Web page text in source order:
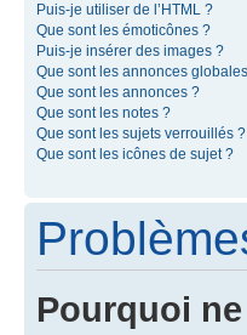
Puis-je utiliser de l’HTML ?
Que sont les émoticônes ?
Puis-je insérer des images ?
Que sont les annonces
Que sont les annonces ?
Que sont les notes ?
Que sont les sujets verrouillés ?
Que sont les icônes de sujet ?
Pourquoi